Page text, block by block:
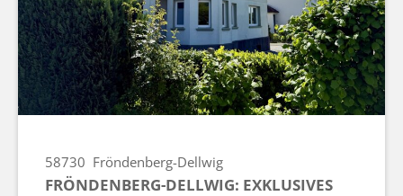
58730 Fröndenberg-Dellwig
FRÖNDENBERG-DELLWIG: EXKLUSIVES